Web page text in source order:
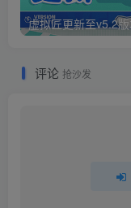
虚拟匠更新至v5.2
评论 抢沙发